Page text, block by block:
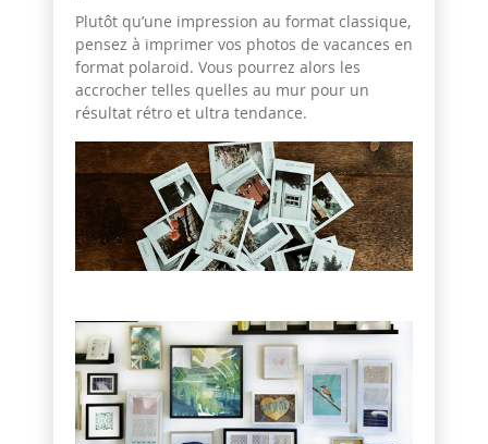
Plutôt qu’une impression au format classique,
pensez à imprimer vos photos de vacances en
format polaroid. Vous pourrez alors les
accrocher telles quelles au mur pour un
résultat rétro et ultra tendance.